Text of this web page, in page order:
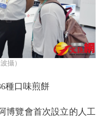
攝）
種口味煎餅
博覽會首次設立的人工